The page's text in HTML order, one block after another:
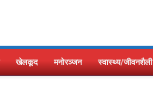
खेलकूद मनोरञ्जन स्वास्थ्य/जीवनशैली